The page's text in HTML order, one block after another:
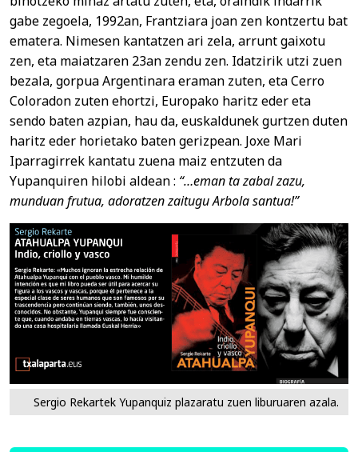
gabe zegoela, 1992an, Frantziara joan zen kontzertu bat
ematera. Nimesen kantatzen ari zela, arrunt gaixotu
zen, eta maiatzaren 23an zendu zen. Idatzirik utzi zuen
bezala, gorpua Argentinara eraman zuten, eta Cerro
Coloradon zuten ehortzi, Europako haritz eder eta
sendo baten azpian, hau da, euskaldunek gurtzen duten
haritz eder horietako baten gerizpean. Joxe Mari
Iparragirrek kantatu zuena maiz entzuten da
Yupanquiren hilobi aldean : “…eman ta zabal zazu,
munduan frutua, adoratzen zaitugu Arbola santua!”
Sergio Rekartek Yupanquiz plazaratu zuen liburuaren azala.